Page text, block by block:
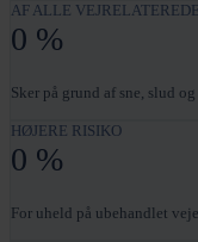
AF ALLE
0 %
Sker på grund af sne, slud
HØJERE RISIKO
0 %
For uheld på ubehandlet